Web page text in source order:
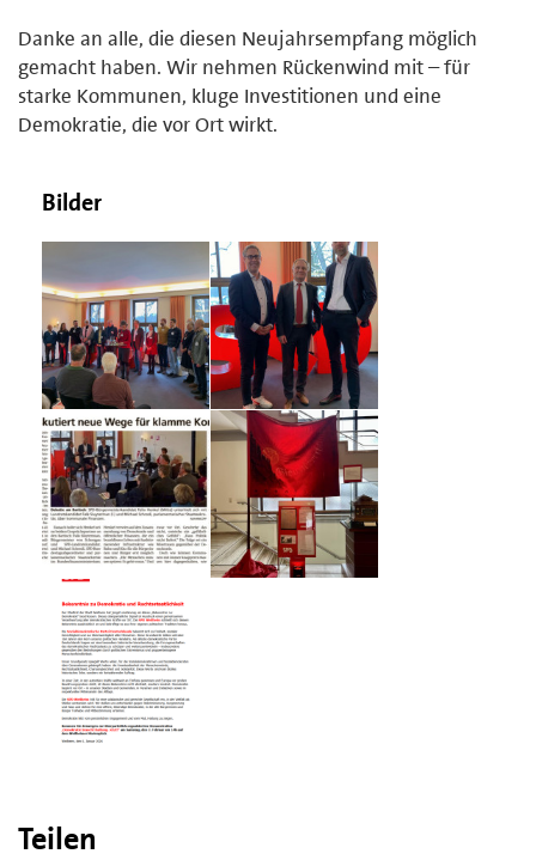
Danke an alle, die diesen Neujahrsempfang möglich
gemacht haben. Wir nehmen Rückenwind mit – für
starke Kommunen, kluge Investitionen und eine
Demokratie, die vor Ort wirkt.
Bilder
Teilen